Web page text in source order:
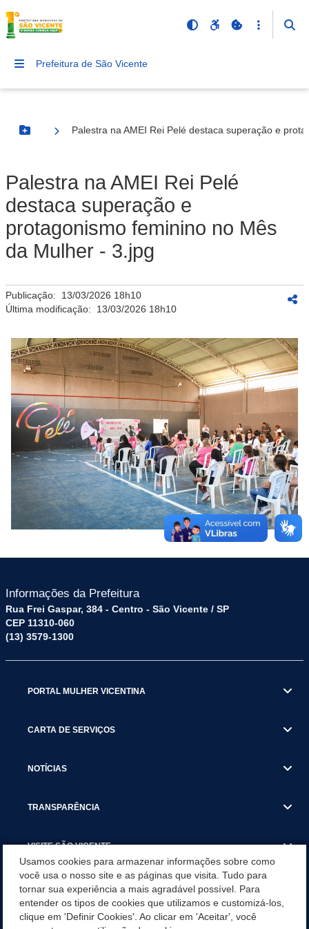
Prefeitura de São Vicente
Botão Menu
Palestra na AMEI Rei Pelé destaca superação e
Palestra na AMEI Rei Pelé
destaca superação e
protagonismo feminino no Mês
da Mulher - 3.jpg
Publicação: 13/03/2026 18h10
Última modificação: 13/03/2026 18h10
Informações da Prefeitura
Rua Frei Gaspar, 384 - Centro - São Vicente / SP
CEP 11310-060
(13) 3579-1300
PORTAL MULHER VICENTINA
CARTA DE SERVIÇOS
NOTÍCIAS
TRANSPARÊNCIA
VISITE SÃO VICENTE
SÃO VICENTE REFORÇA REDE DE PROTEÇÃO ÀS MULHERES
DURANTE O AGOSTO LILÁS COM AÇÕES DE
Usamos cookies para armazenar informações sobre como
você usa o nosso site e as páginas que visita. Tudo para
tornar sua experiência a mais agradável possível. Para
entender os tipos de cookies que utilizamos e customizá-los,
clique em 'Definir Cookies'. Ao clicar em 'Aceitar', você